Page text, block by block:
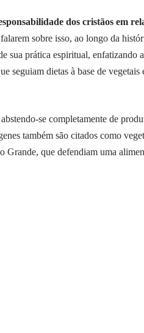
dos cristãos em
sobre isso, ao longo da
sua prática espiritual, enfatizando
seguiam dietas à base de
se completamente de
também são citados como
que defendiam uma